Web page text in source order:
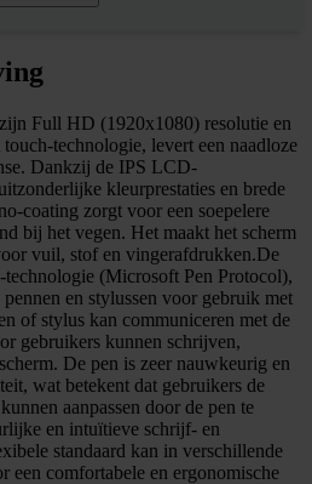
Full HD (1920x1080) resolutie en
technologie, levert een naadloze
Dankzij de IPS LCD-
kleurprestaties en brede
coating zorgt voor een soepelere
bij het vegen. Het maakt het scherm
vuil, stof en vingerafdrukken.De
(Microsoft Pen Protocol),
en stylussen voor gebruik met
of stylus kan communiceren met de
gebruikers kunnen schrijven,
De pen is zeer nauwkeurig en
wat betekent dat gebruikers de
aanpassen door de pen te
en intuïtieve schrijf- en
standaard kan in verschillende
een comfortabele en ergonomische